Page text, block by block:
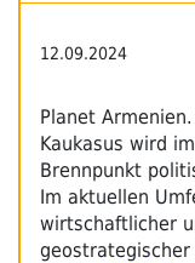
12.09.2024
Planet
Kaukasus wird
Brennpunkt
Im aktuellen
wirtschaftlicher
geostrategischer